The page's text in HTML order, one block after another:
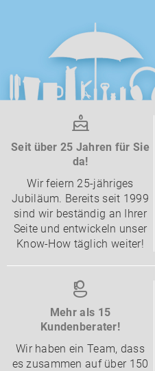
Seit über 25 Jahren für Sie
da!
Wir feiern 25-jähriges
Jubiläum. Bereits seit 1999
sind wir beständig an Ihrer
Seite und entwickeln unser
Know-How täglich weiter!
Mehr als 15
Kundenberater!
Wir haben ein Team, dass
es zusammen auf über 150